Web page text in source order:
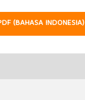
(BAHASA INDONESIA)